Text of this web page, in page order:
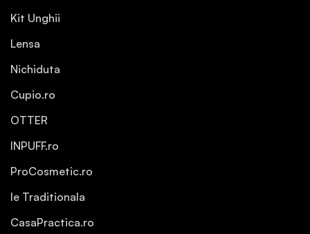
Kit Unghii
Lensa
Nichiduta
Cupio.ro
OTTER
INPUFF.ro
ProCosmetic.ro
Ie Traditionala
CasaPractica.ro